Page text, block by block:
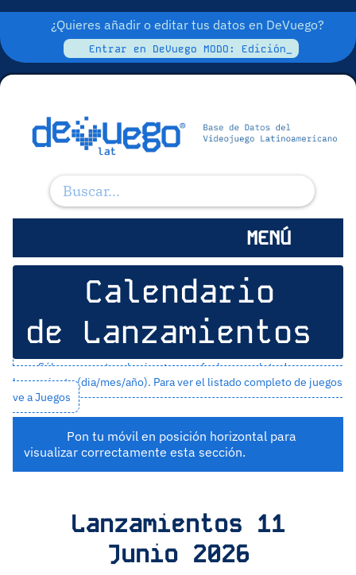
¿Quieres añadir o editar tus datos en DeVuego?
Entrar en DeVuego MODO: Edición_
MENÚ
Calendario
de Lanzamientos
Sólo se muestran los juegos con fecha completa de
lanzamiento (dia/mes/año). Para ver el listado completo de juegos
ve aJuegos
Pon tu móvil en posición horizontal para
visualizar correctamente esta sección.
Lanzamientos 11
Junio 2026